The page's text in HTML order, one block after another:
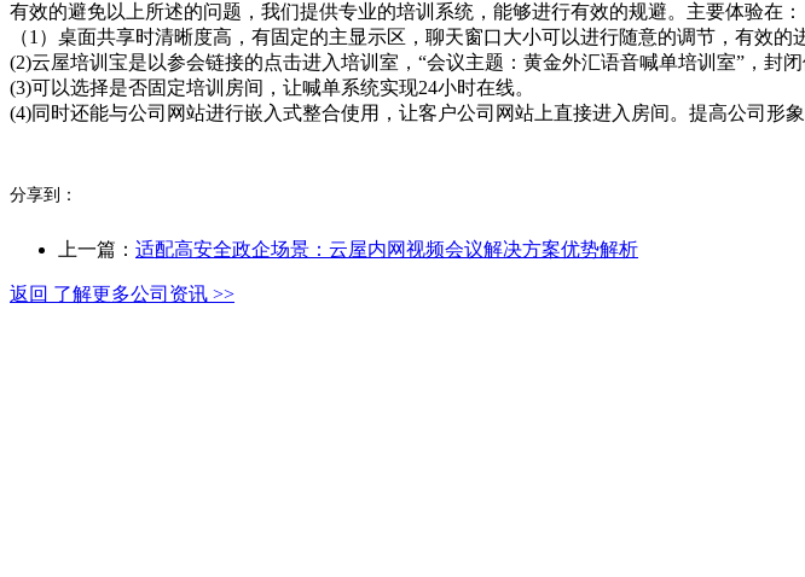
有效的避免以上所述的问题，我们提供专业的培训系统，能够进行有效的规避。主要体验在：
（1）桌面共享时清晰度高，有固定的主显示区，聊天窗口大小可以进行随意的调节，有效
(2)云屋培训宝是以参会链接的点击进入培训室，“会议主题：黄金外汇语音喊单培训室”，封
(3)可以选择是否固定培训房间，让喊单系统实现24小时在线。
(4)同时还能与公司网站进行嵌入式整合使用，让客户公司网站上直接进入房间。提高公司形
分享到：
上一篇： 适配高安全政企场景：云屋内网视频会议解决方案优势解析
返回 了解更多公司资讯 >>